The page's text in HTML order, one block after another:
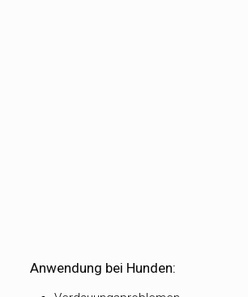
Anwendung bei Hunden: